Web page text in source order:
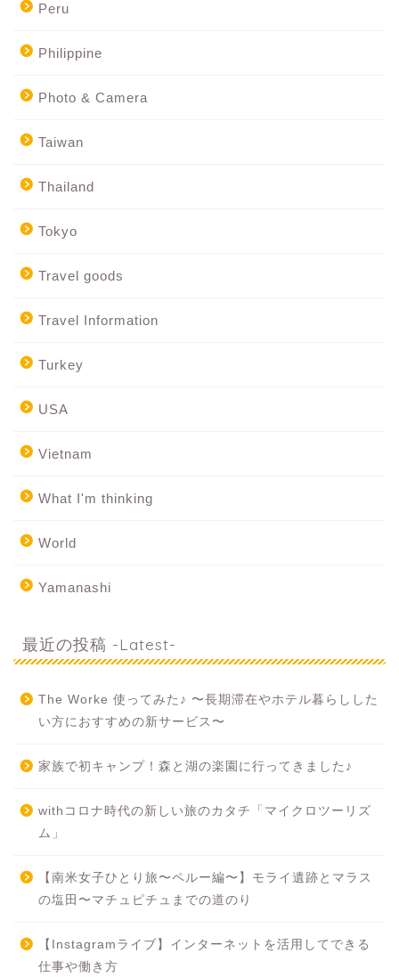
Peru
Philippine
Photo & Camera
Taiwan
Thailand
Tokyo
Travel goods
Travel Information
Turkey
USA
Vietnam
What I'm thinking
World
Yamanashi
最近の投稿 -Latest-
The Worke 使ってみた♪ 〜長期滞在やホテル暮らしした
い方におすすめの新サービス〜
家族で初キャンプ！森と湖の楽園に行ってきました♪
withコロナ時代の新しい旅のカタチ「マイクロツーリズ
ム」
【南米女子ひとり旅〜ペルー編〜】モライ遺跡とマラス
の塩田〜マチュピチュまでの道のり
【Instagramライブ】インターネットを活用してできる
仕事や働き方